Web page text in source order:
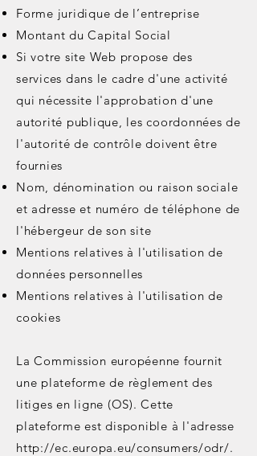
Forme juridique de l’entreprise
Montant du Capital Social
Si votre site Web propose des
services dans le cadre d'une activité
qui nécessite l'approbation d'une
autorité publique, les coordonnées de
l'autorité de contrôle doivent être
fournies
Nom, dénomination ou raison sociale
et adresse et numéro de téléphone de
l'hébergeur de son site
Mentions relatives à l'utilisation de
données personnelles
Mentions relatives à l'utilisation de
cookies
La Commission européenne fournit
une plateforme de règlement des
litiges en ligne (OS). Cette
plateforme est disponible à l'adresse
http://ec.europa.eu/consumers/odr/.